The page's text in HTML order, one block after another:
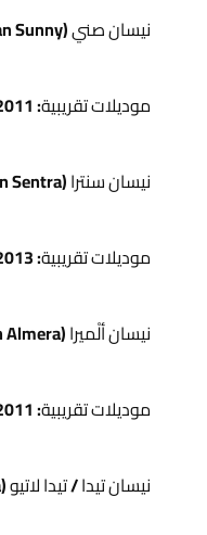
نيسان صني (Nissan Sunny)
موديلات تقريبية: 2011 وما بعدها (N17) – حسب المنطقة (خليجي/آسيوي).
نيسان سنترا (Nissan Sentra)
موديلات تقريبية: 2013 وما بعدها لبعض الأسواق التي تشترك في نفس التعليق.
نيسان ألْميرا (Nissan Almera)
موديلات تقريبية: 2011 وما بعدها، خاصة النسخ المبنية على منصة صني N17.
نيسان تيدا / تيدا لاتيو (Nissan Tiida)